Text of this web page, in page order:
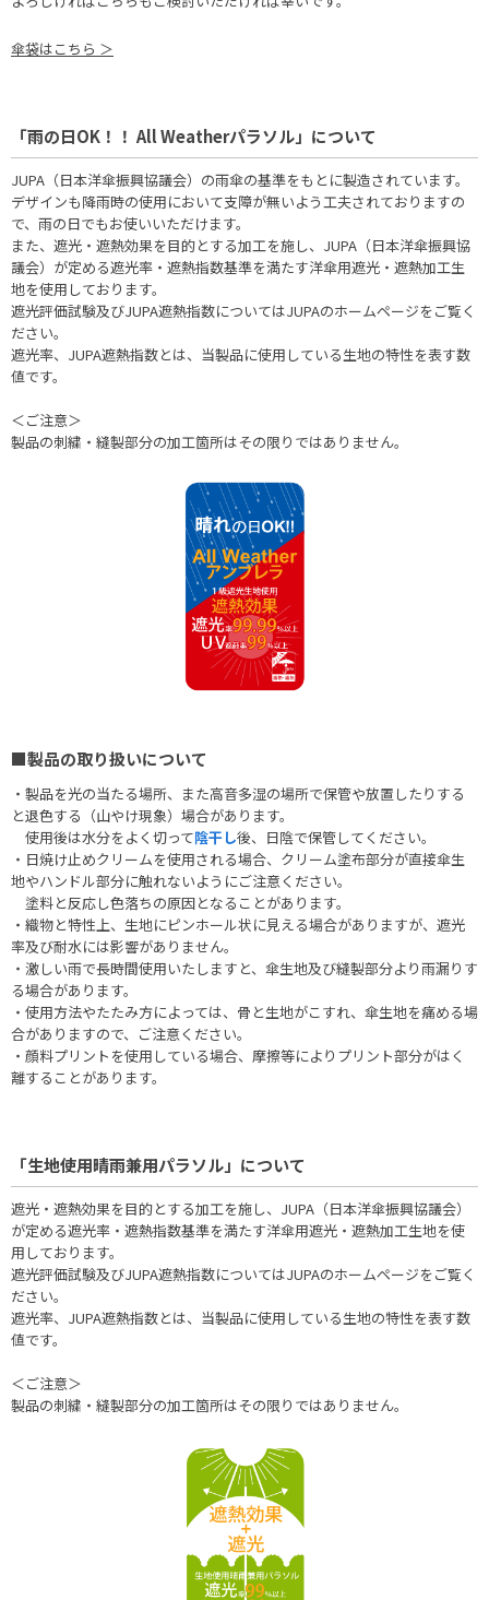
傘袋はこちら ＞
「雨の日OK！！ All Weatherパラソル」について
JUPA（日本洋傘振興協議会）の雨傘の基準をもとに製造されています。
デザインも降雨時の使用において支障が無いよう工夫されておりますの
で、雨の日でもお使いいただけます。
また、遮光・遮熱効果を目的とする加工を施し、JUPA（日本洋傘振興協
議会）が定める遮光率・遮熱指数基準を満たす洋傘用遮光・遮熱加工生
地を使用しております。
遮光評価試験及びJUPA遮熱指数についてはJUPAのホームページをご覧く
ださい。
遮光率、JUPA遮熱指数とは、当製品に使用している生地の特性を表す数
値です。
＜ご注意＞
製品の刺繍・縫製部分の加工箇所はその限りではありません。
■製品の取り扱いについて
・製品を光の当たる場所、また高音多湿の場所で保管や放置したりする
と退色する（山やけ現象）場合があります。
使用後は水分をよく切って陰干し後、日陰で保管してください。
・日焼け止めクリームを使用される場合、クリーム塗布部分が直接傘生
地やハンドル部分に触れないようにご注意ください。
塗料と反応し色落ちの原因となることがあります。
・織物と特性上、生地にピンホール状に見える場合がありますが、遮光
率及び耐水には影響がありません。
・激しい雨で長時間使用いたしますと、傘生地及び縫製部分より雨漏りす
る場合があります。
・使用方法やたたみ方によっては、骨と生地がこすれ、傘生地を痛める場
合がありますので、ご注意ください。
・顔料プリントを使用している場合、摩擦等によりプリント部分がはく
離することがあります。
「生地使用晴雨兼用パラソル」について
遮光・遮熱効果を目的とする加工を施し、JUPA（日本洋傘振興協議会）
が定める遮光率・遮熱指数基準を満たす洋傘用遮光・遮熱加工生地を使
用しております。
遮光評価試験及びJUPA遮熱指数についてはJUPAのホームページをご覧く
ださい。
遮光率、JUPA遮熱指数とは、当製品に使用している生地の特性を表す数
値です。
＜ご注意＞
製品の刺繍・縫製部分の加工箇所はその限りではありません。